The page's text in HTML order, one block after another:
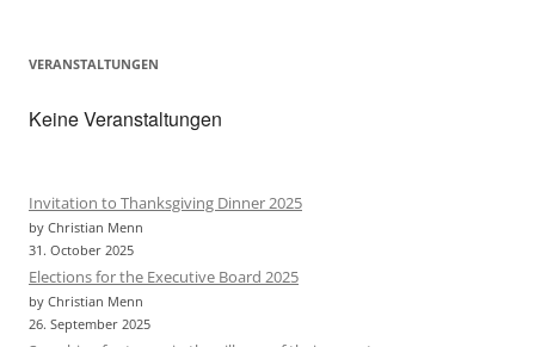
VERANSTALTUNGEN
Keine Veranstaltungen
Invitation to Thanksgiving Dinner 2025
by Christian Menn
31. October 2025
Elections for the Executive Board 2025
by Christian Menn
26. September 2025